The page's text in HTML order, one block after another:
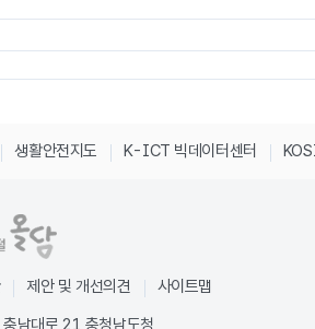
생활안전지도 K-ICT 빅데이터센터
제안 및 개선의견
사이트맵
남대로 21 충청남도청